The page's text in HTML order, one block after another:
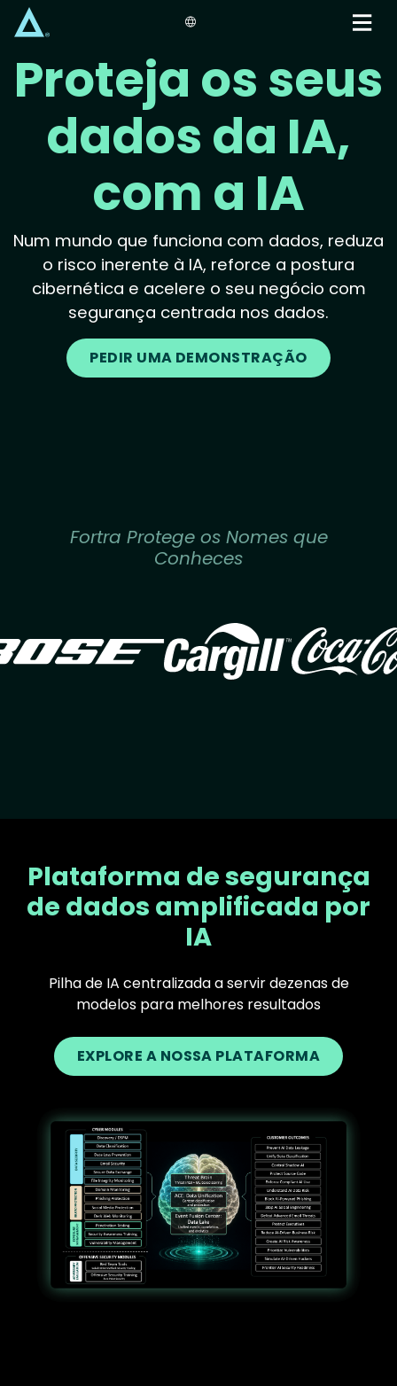
content
Proteja os seus
dados da IA,
com a IA
Num mundo que funciona com dados, reduza
o risco inerente à IA, reforce a postura
cibernética e acelere o seu negócio com
segurança centrada nos dados.
PEDIR UMA DEMONSTRAÇÃO
Fortra Protege os Nomes que
Conheces
Image
Plataforma de segurança
de dados amplificada por
IA
Pilha de IA centralizada a servir dezenas de
modelos para melhores resultados
EXPLORE A NOSSA PLATAFORMA